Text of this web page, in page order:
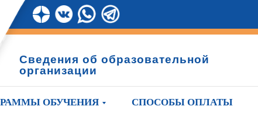
Сведения об образовательной
организации
ОБУЧЕНИЯ СПОСОБЫ ОПЛАТЫ